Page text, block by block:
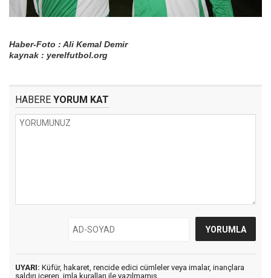
Haber-Foto : Ali Kemal Demir
kaynak : yerelfutbol.org
HABERE YORUM KAT
UYARI: Küfür, hakaret, rencide edici cümleler veya imalar, inançlara
saldırı içeren, imla kuralları ile yazılmamış,